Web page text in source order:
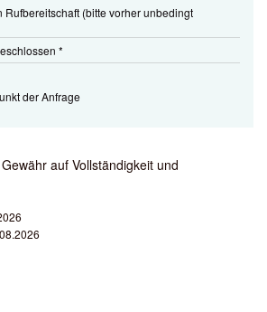
Rufbereitschaft (bitte vorher unbedingt
*
der Anfrage
auf Vollständigkeit und